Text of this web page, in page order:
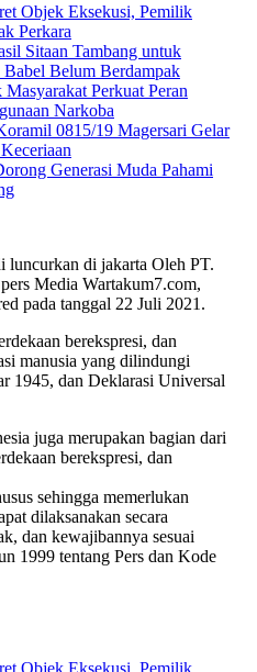
Objek Eksekusi, Pemilik
Perkara
Sitaan Tambang untuk
Belum Berdampak
Perkuat Peran
Narkoba
0815/19 Magersari Gelar
Generasi Muda Pahami
luncurkan di jakarta Oleh PT.
Media Wartakum7.com,
pada tanggal 22 Juli 2021.
berekspresi, dan
manusia yang dilindungi
1945, dan Deklarasi Universal
juga merupakan bagian dari
berekspresi, dan
sehingga memerlukan
dilaksanakan secara
dan kewajibannya sesuai
1999 tentang Pers dan Kode